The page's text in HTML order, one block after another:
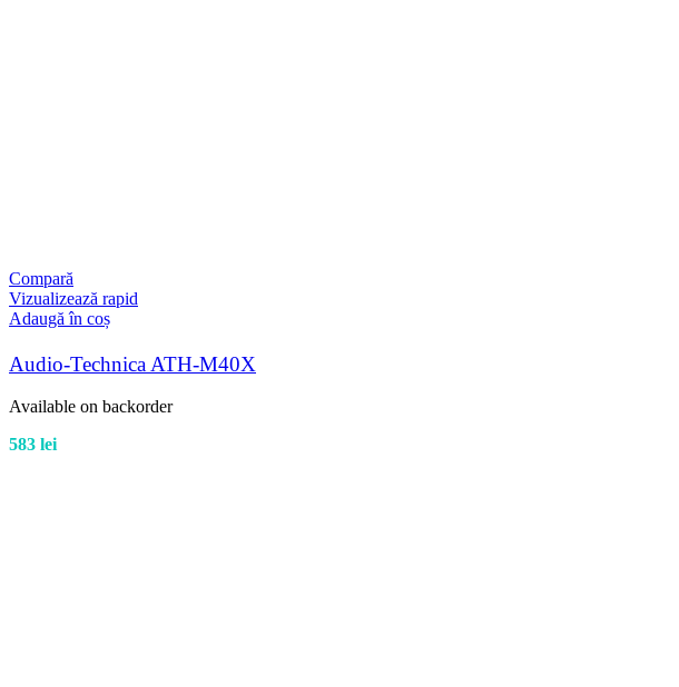
Compară
Vizualizează rapid
Adaugă în coș
Audio-Technica ATH-M40X
Available on backorder
583 lei